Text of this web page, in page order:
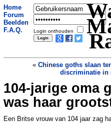
Home
Forum
Beelden
F.A.Q.
Login onthouden
« Chinese goths slaan
discriminatie in
104-jarige oma
was haar
Een Britse vrouw van 104 jaar zag